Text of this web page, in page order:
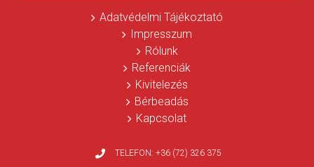
Adatvédelmi Tájékoztató
Impresszum
Rólunk
Referenciák
Kivitelezés
Bérbeadás
Kapcsolat
TELEFON: +36 (72) 326 375